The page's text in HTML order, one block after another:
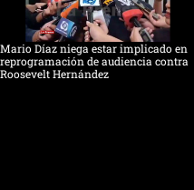
Mario Díaz niega estar implicado en
reprogramación de audiencia contra
Roosevelt Hernández